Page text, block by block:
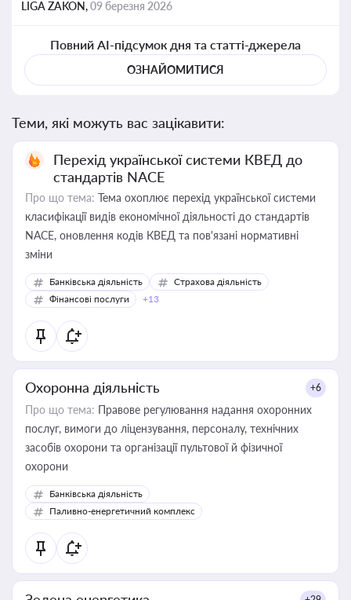
LIGA ZAKON,09 березня 2026
Повний AI-підсумок дня та статті-джерела
ОЗНАЙОМИТИСЯ
Теми, які можуть вас зацікавити:
Перехід української системи КВЕД до
стандартів NACE
Про що тема: Тема охоплює перехід української системи
класифікації видів економічної діяльності до стандартів
NACE, оновлення кодів КВЕД та пов'язані нормативні
зміни
Банківська діяльність
Страхова діяльність
Фінансові послуги
+13
Охоронна діяльність +6
Про що тема: Правове регулювання надання охоронних
послуг, вимоги до ліцензування, персоналу, технічних
засобів охорони та організації пультової й фізичної
охорони
Банківська діяльність
Паливно-енергетичний комплекс